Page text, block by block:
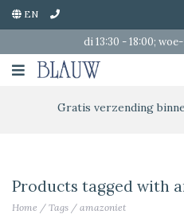
EN
di 13:30 - 18:00;
Gratis verzending
Products tagged with
Home / Tags / amazoniet